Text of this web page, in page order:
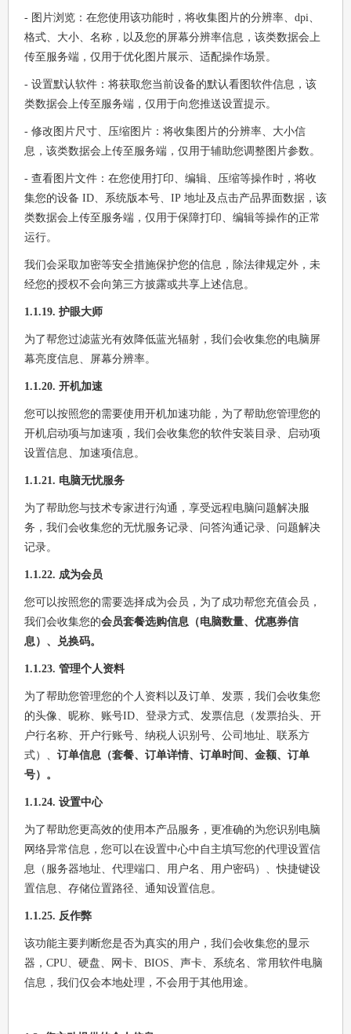
- 图片浏览：在您使用该功能时，将收集图片的分辨率、dpi、
格式、大小、名称，以及您的屏幕分辨率信息，该类数据会上
传至服务端，仅用于优化图片展示、适配操作场景。
- 设置默认软件：将获取您当前设备的默认看图软件信息，该
类数据会上传至服务端，仅用于向您推送设置提示。
- 修改图片尺寸、压缩图片：将收集图片的分辨率、大小信
息，该类数据会上传至服务端，仅用于辅助您调整图片参数。
- 查看图片文件：在您使用打印、编辑、压缩等操作时，将收
集您的设备 ID、系统版本号、IP 地址及点击产品界面数据，该
类数据会上传至服务端，仅用于保障打印、编辑等操作的正常
运行。
我们会采取加密等安全措施保护您的信息，除法律规定外，未
经您的授权不会向第三方披露或共享上述信息。
1.1.19. 护眼大师
为了帮您过滤蓝光有效降低蓝光辐射，我们会收集您的电脑屏
幕亮度信息、屏幕分辨率。
1.1.20. 开机加速
您可以按照您的需要使用开机加速功能，为了帮助您管理您的
开机启动项与加速项，我们会收集您的软件安装目录、启动项
设置信息、加速项信息。
1.1.21. 电脑无忧服务
为了帮助您与技术专家进行沟通，享受远程电脑问题解决服
务，我们会收集您的无忧服务记录、问答沟通记录、问题解决
记录。
1.1.22. 成为会员
您可以按照您的需要选择成为会员，为了成功帮您充值会员，
我们会收集您的会员套餐选购信息（电脑数量、优惠券信
息）、兑换码。
1.1.23. 管理个人资料
为了帮助您管理您的个人资料以及订单、发票，我们会收集您
的头像、昵称、账号ID、登录方式、发票信息（发票抬头、开
户行名称、开户行账号、纳税人识别号、公司地址、联系方
式）、 订单信息（套餐、订单详情、订单时间、金额、订单
号）。
1.1.24. 设置中心
为了帮助您更高效的使用本产品服务，更准确的为您识别电脑
网络异常信息，您可以在设置中心中自主填写您的代理设置信
息（服务器地址、代理端口、用户名、用户密码）、快捷键设
置信息、存储位置路径、通知设置信息。
1.1.25. 反作弊
该功能主要判断您是否为真实的用户，我们会收集您的显示
器，CPU、硬盘、网卡、BIOS、声卡、系统名、常用软件电脑
信息，我们仅会本地处理，不会用于其他用途。